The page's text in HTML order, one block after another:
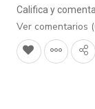
Califica y
Ver comentarios